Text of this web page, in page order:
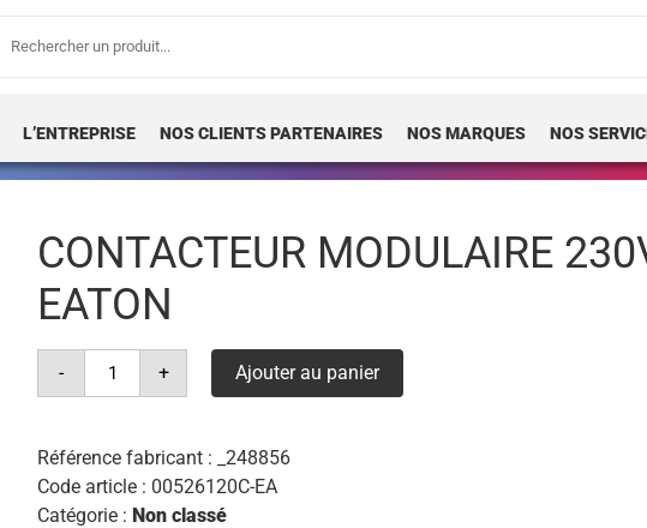
pour :
L’ENTREPRISE NOS CLIENTS PARTENAIRES NOS MARQUES NOS
CONTACTEUR MODULAIRE
EATON
-
quantité
contacteur
4no
63a
eaton
+ Ajouter au panier
Référence fabricant :
_248856
Code article : 00526120C-EA
Catégorie :Non classé